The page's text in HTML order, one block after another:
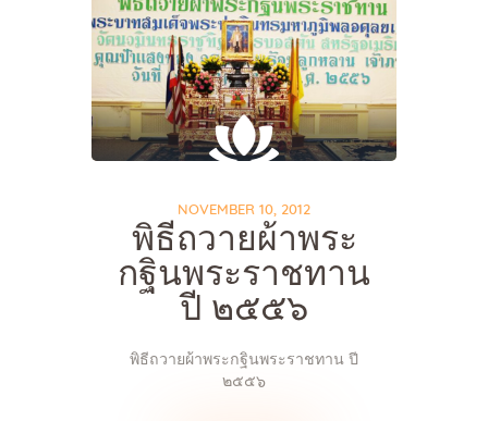
NOVEMBER 10, 2012
พิธีถวายผ้าพระ
กฐินพระราชทาน
ปี ๒๕๕๖
พิธีถวายผ้าพระกฐินพระราชทาน ปี
๒๕๕๖